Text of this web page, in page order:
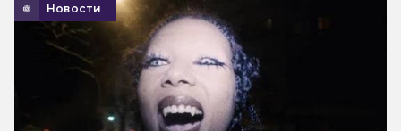
Новости